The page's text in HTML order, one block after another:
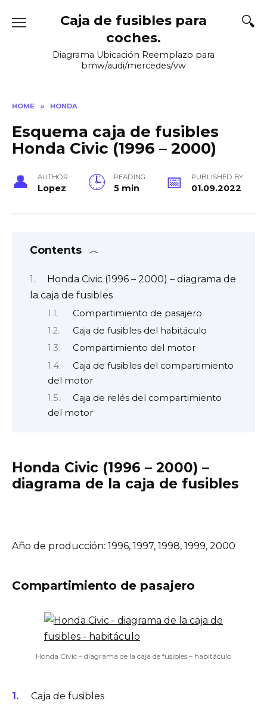
Caja de fusibles para
coches.
Diagrama Ubicación Reemplazo para
bmw/audi/mercedes/vw
HOME » HONDA
Esquema caja de fusibles
Honda Civic (1996 – 2000)
AUTHOR
Lopez
READING
5 min
PUBLISHED BY
01.09.2022
Contents
Honda Civic (1996 – 2000) – diagrama de
la caja de fusibles
Compartimiento de pasajero
Caja de fusibles del habitáculo
Compartimiento del motor
Caja de fusibles del compartimiento
del motor
Caja de relés del compartimiento
del motor
Honda Civic (1996 – 2000) –
diagrama de la caja de fusibles
Año de producción: 1996, 1997, 1998, 1999, 2000
Compartimiento de pasajero
Honda Civic – diagrama de la caja de fusibles – habitáculo
Caja de fusibles